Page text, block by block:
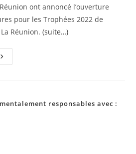
ont annoncé l’ouverture
pour les Trophées 2022 de
La Réunion.(suite…)
Lancement
responsables avec :